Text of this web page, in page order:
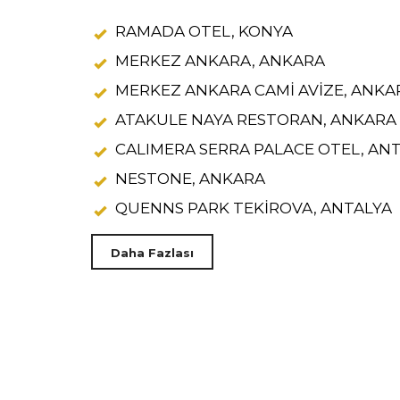
RAMADA OTEL, KONYA
MERKEZ ANKARA, ANKARA
MERKEZ ANKARA CAMİ AVİZE,
ATAKULE NAYA RESTORAN, ANKARA
CALIMERA SERRA PALACE OTEL,
NESTONE, ANKARA
QUENNS PARK TEKİROVA, ANTALYA
Daha Fazlası